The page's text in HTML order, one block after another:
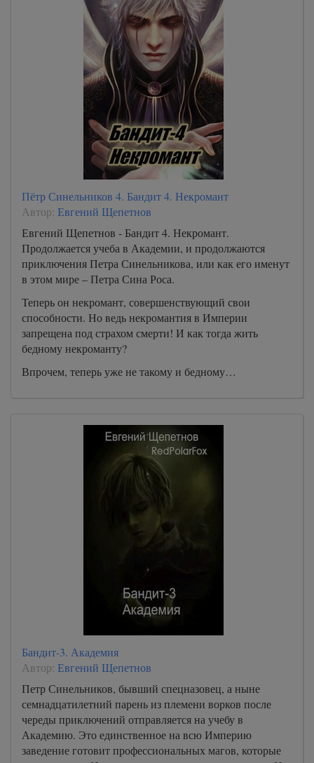
Пётр Синельников 4. Бандит 4. Некромант
Автор: Евгений Щепетнов
Евгений Щепетнов - Бандит 4. Некромант.
Продолжается учеба в Академии, и продолжаются
приключения Петра Синельникова, или как его именут
в этом мире – Петра Сина Роса.
Теперь он некромант, совершенствующий свои
способности. Но ведь некромантия в Империи
запрещена под страхом смерти! И как тогда жить
бедному некроманту?
Впрочем, теперь уже не такому и бедному…
Бандит-3. Академия
Автор: Евгений Щепетнов
Петр Синельников, бывший спецназовец, а ныне
семнадцатилетний парень из племени ворков после
череды приключений отправляется на учебу в
Академию. Это единственное на всю Империю
заведение готовит профессиональных магов, которые